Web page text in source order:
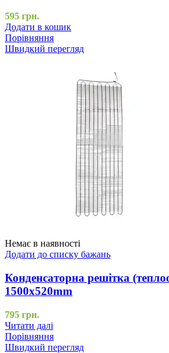
595 грн.
Додати в кошик
Порівняння
Швидкий перегляд
Немає в наявності
Додати до списку бажань
Конденсаторна решітка
1500x520mm
795 грн.
Читати далі
Порівняння
Швидкий перегляд